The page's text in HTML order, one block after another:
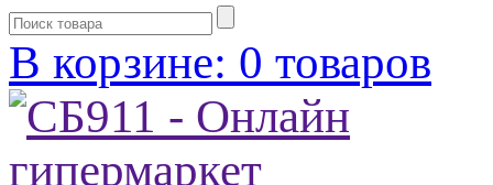
В корзине: 0 товаров